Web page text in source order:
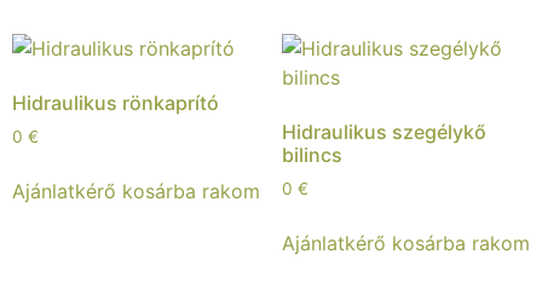
Hidraulikus rönkaprító
0 €
Ajánlatkérő kosárba rakom
Hidraulikus szegélykő
bilincs
0 €
Ajánlatkérő kosárba rakom